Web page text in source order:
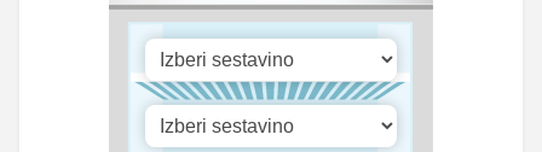
2814.25
iu
5274.25 iu
0 mg
0 mg
7.34 mg
13.75 mg